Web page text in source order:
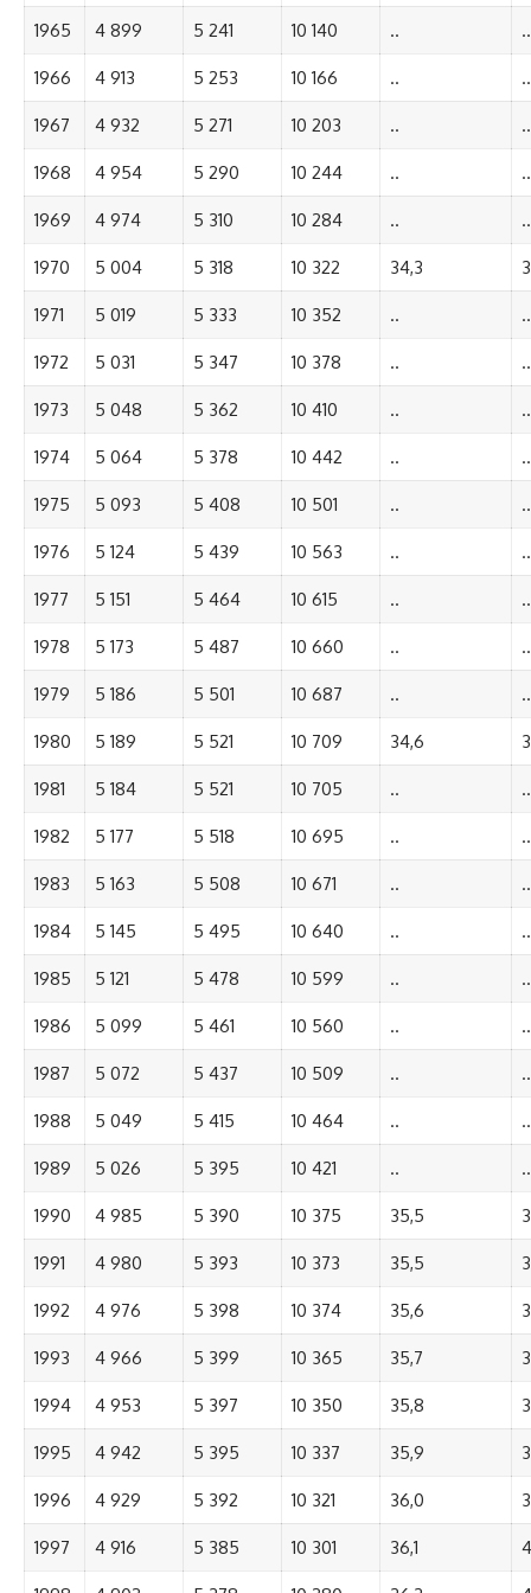
1965 4 899 5 241 10 140 .. ..
1966 4 913 5 253 10 166 .. ..
1967 4 932 5 271 10 203 .. ..
1968 4 954 5 290 10 244 .. ..
1969 4 974 5 310 10 284 .. ..
1970 5 004 5 318 10 322 34,3
1971 5 019 5 333 10 352 .. ..
1972 5 031 5 347 10 378 .. ..
1973 5 048 5 362 10 410 .. ..
1974 5 064 5 378 10 442 .. ..
1975 5 093 5 408 10 501 .. ..
1976 5 124 5 439 10 563 .. ..
1977 5 151 5 464 10 615 .. ..
1978 5 173 5 487 10 660 .. ..
1979 5 186 5 501 10 687 .. ..
1980 5 189 5 521 10 709 34,6
1981 5 184 5 521 10 705 .. ..
1982 5 177 5 518 10 695 .. ..
1983 5 163 5 508 10 671 .. ..
1984 5 145 5 495 10 640 .. ..
1985 5 121 5 478 10 599 .. ..
1986 5 099 5 461 10 560 .. ..
1987 5 072 5 437 10 509 .. ..
1988 5 049 5 415 10 464 .. ..
1989 5 026 5 395 10 421 .. ..
1990 4 985 5 390 10 375 35,5
1991 4 980 5 393 10 373 35,5
1992 4 976 5 398 10 374 35,6
1993 4 966 5 399 10 365 35,7
1994 4 953 5 397 10 350 35,8
1995 4 942 5 395 10 337 35,9
1996 4 929 5 392 10 321 36,0
1997 4 916 5 385 10 301 36,1